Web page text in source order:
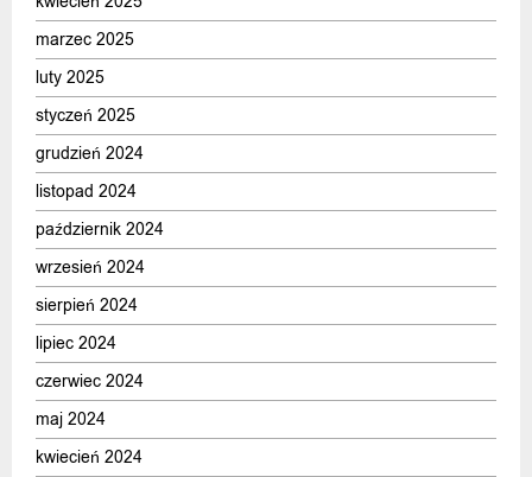
marzec 2025
luty 2025
styczeń 2025
grudzień 2024
listopad 2024
październik 2024
wrzesień 2024
sierpień 2024
lipiec 2024
czerwiec 2024
maj 2024
kwiecień 2024